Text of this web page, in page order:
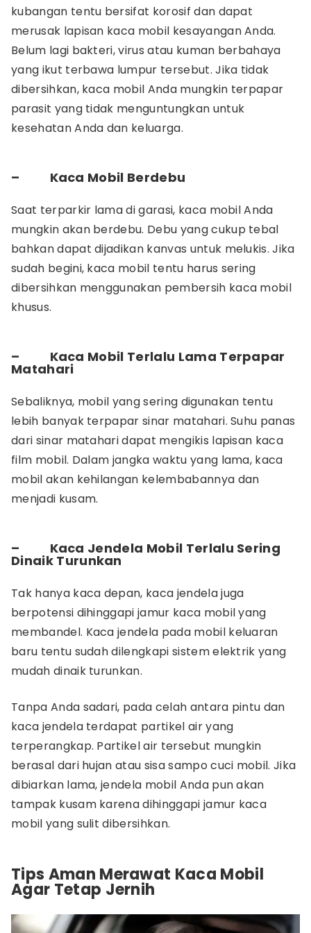
kubangan tentu bersifat korosif dan dapat
merusak lapisan kaca mobil kesayangan Anda.
Belum lagi bakteri, virus atau kuman berbahaya
yang ikut terbawa lumpur tersebut. Jika tidak
dibersihkan, kaca mobil Anda mungkin terpapar
parasit yang tidak menguntungkan untuk
kesehatan Anda dan keluarga.
– Kaca Mobil Berdebu
Saat terparkir lama di garasi, kaca mobil Anda
mungkin akan berdebu. Debu yang cukup tebal
bahkan dapat dijadikan kanvas untuk melukis. Jika
sudah begini, kaca mobil tentu harus sering
dibersihkan menggunakan pembersih kaca mobil
khusus.
– Kaca Mobil Terlalu Lama Terpapar
Matahari
Sebaliknya, mobil yang sering digunakan tentu
lebih banyak terpapar sinar matahari. Suhu panas
dari sinar matahari dapat mengikis lapisan kaca
film mobil. Dalam jangka waktu yang lama, kaca
mobil akan kehilangan kelembabannya dan
menjadi kusam.
– Kaca Jendela Mobil Terlalu Sering
Dinaik Turunkan
Tak hanya kaca depan, kaca jendela juga
berpotensi dihinggapi jamur kaca mobil yang
membandel. Kaca jendela pada mobil keluaran
baru tentu sudah dilengkapi sistem elektrik yang
mudah dinaik turunkan.
Tanpa Anda sadari, pada celah antara pintu dan
kaca jendela terdapat partikel air yang
terperangkap. Partikel air tersebut mungkin
berasal dari hujan atau sisa sampo cuci mobil. Jika
dibiarkan lama, jendela mobil Anda pun akan
tampak kusam karena dihinggapi jamur kaca
mobil yang sulit dibersihkan.
Tips Aman Merawat Kaca Mobil
Agar Tetap Jernih